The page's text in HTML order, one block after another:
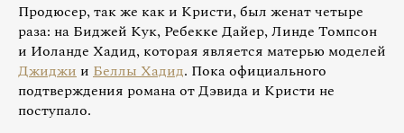
Продюсер, так же как и Кристи, был женат четыре
раза: на Биджей Кук, Ребекке Дайер, Линде Томпсон
и Иоланде Хадид, которая является матерью моделей
Джиджи и Беллы Хадид. Пока официального
подтверждения романа от Дэвида и Кристи не
поступало.